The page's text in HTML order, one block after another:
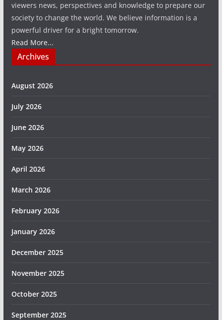
viewers news, perspectives and knowledge to prepare our
society to change the world. We believe information is a
powerful driver for a bright tomorrow.
Read More...
Archives
August 2026
July 2026
June 2026
May 2026
April 2026
March 2026
February 2026
January 2026
December 2025
November 2025
October 2025
September 2025